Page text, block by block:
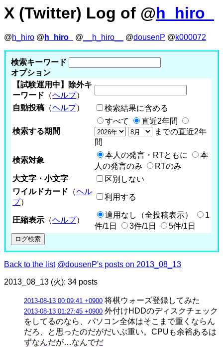
X (Twitter) Log of @h_hiro_
@h_hiro @ h_hiro_ @ __h_hiro__ @dousenP @k000072
検索キーワード
オプション
【試験運用中】除外キ
ーワード （ヘルプ）
自動投稿 （ヘルプ） 検索結果に含める
検索する期間
すべて
直近2年間
までの直近2年
間
検索対象
本人の発言・RTともに
本
人の発言のみ
RTのみ
大文字・小文字
区別しない
ワイルドカード （ヘル
プ）
利用する
圧縮表示 （ヘルプ）
適用なし（全投稿表示）
1
件/1日
3件/1日 5件/1日
Back to the list @dousenP's posts on 2013_08_13
2013_08_13 (火): 34 posts
2013-08-13 00:09:41 +0900 将棋ウォーズ登録してみた
2013-08-13 01:27:45 +0900 外付けHDDのディスクチェック
をしてるのなら、パソコン全体はそこまで重くならん
だろ、と思ったのだがだいぶ重い。CPUも余裕あるは
ずなんだが…なんでだ